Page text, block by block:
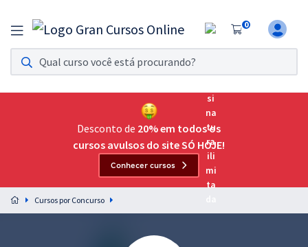
0
Assinatura Ilimitada 11
Acesso a todos os cursos. Teste grátis por 7 dias!
Assinatura OAB Até Passar
Acesso ilimitado a toda preparação para o Exame da
Preparação completa e intensiva para as principais
residências em saúde do Brasil
Desconto de 20% em todos os
cursos avulsos do site SÓ HOJE!
Conhecer cursos
Cursos por Concurso